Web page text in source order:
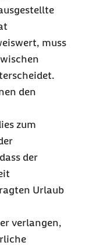
muss
den
zum
der
Urlaub
verlangen,